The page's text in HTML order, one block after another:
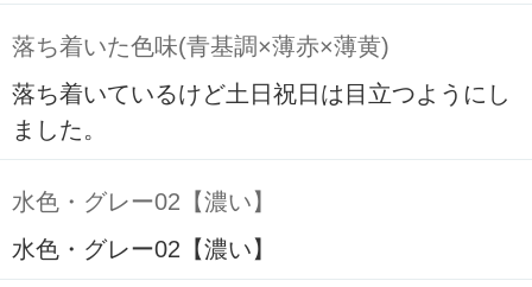
落ち着いた色味(青基調×薄赤×薄黄)
落ち着いているけど土日祝日は目立つようにし
ました。
水色・グレー02【濃い】
水色・グレー02【濃い】